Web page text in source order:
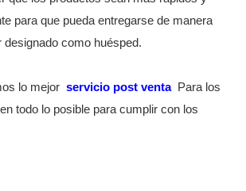
para que pueda entregarse de manera
designado como huésped.
lo mejor servicio post venta Para los
todo lo posible para cumplir con los